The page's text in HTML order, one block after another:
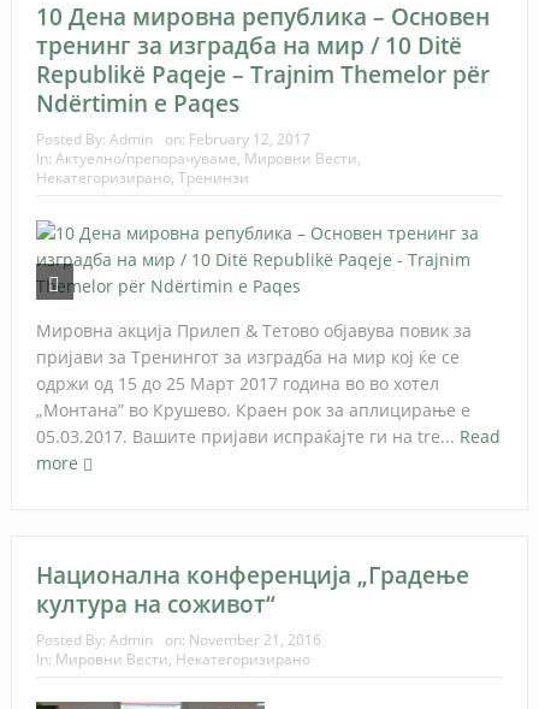
10 Дена мировна република – Основен
тренинг за изградба на мир / 10 Ditë
Republikë Paqeje – Trajnim Themelor për
Ndërtimin e Paqes
Posted By: Admin on: February 12, 2017
In: Актуелно/препорачуваме, Мировни Вести,
Некатегоризирано, Тренинзи
Мировна акција Прилеп & Тетово објавува повик за
пријави за Тренингот за изградба на мир кој ќе се
одржи од 15 до 25 Март 2017 година во во хотел
„Монтана” во Крушево. Краен рок за аплицирање е
05.03.2017. Вашите пријави испраќајте ги на tre... Read
more
Национална конференција „Градење
култура на соживот“
Posted By: Admin on: November 21, 2016
In: Мировни Вести, Некатегоризирано